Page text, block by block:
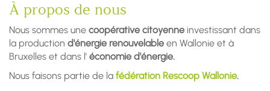
À propos de nous
Nous sommes une coopérative citoyenne investissant dans
la production d'énergie renouvelable en Wallonie et à
Bruxelles et dans l' économie d'énergie.
Nous faisons partie de la fédération Rescoop Wallonie.